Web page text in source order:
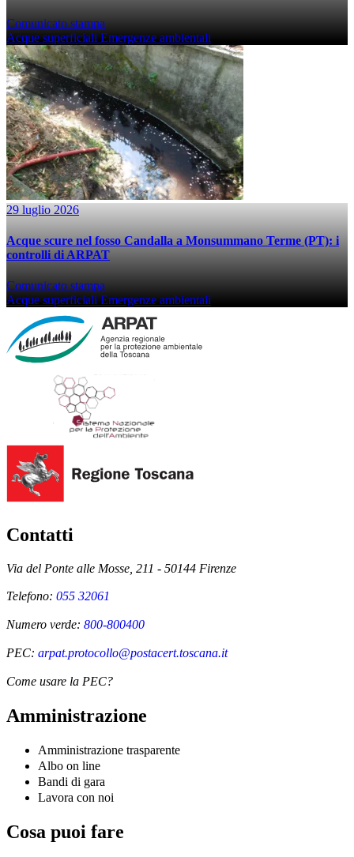
Comunicato stampa
Acque superficiali Emergenze ambientali
29 luglio 2026
Acque scure nel fosso Candalla a Monsummano Terme (PT): i
controlli di ARPAT
Comunicato stampa
Acque superficiali Emergenze ambientali
Contatti
Via del Ponte alle Mosse, 211 - 50144 Firenze
Telefono: 055 32061
Numero verde: 800-800400
PEC: arpat.protocollo@postacert.toscana.it
Come usare la PEC?
Amministrazione
Amministrazione trasparente
Albo on line
Bandi di gara
Lavora con noi
Cosa puoi fare